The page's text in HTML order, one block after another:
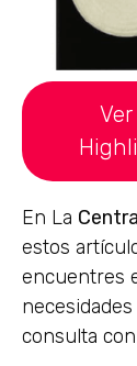
En La
estos
encuentres
consulta